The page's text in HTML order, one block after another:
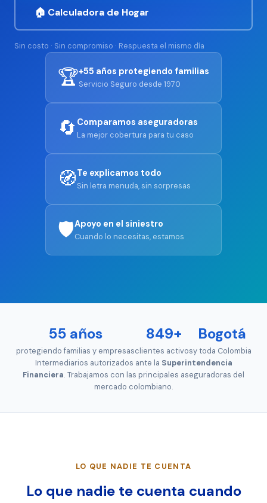
🏠 Calculadora de Hogar
Sin costo · Sin compromiso · Respuesta el mismo día
🏆+55 años protegiendo familias
Servicio Seguro desde 1970
🔄 Comparamos aseguradoras
La mejor cobertura para tu caso
🧭Te explicamos todo
Sin letra menuda, sin sorpresas
🛡️Apoyo en el siniestro
Cuando lo necesitas, estamos
55 años
protegiendo familias y empresas
849+
clientes activos
Bogotá
y toda Colombia
Intermediarios autorizados ante la Superintendencia
Financiera. Trabajamos con las principales aseguradoras del
mercado colombiano.
LO QUE NADIE TE CUENTA
Lo que nadie te cuenta cuando